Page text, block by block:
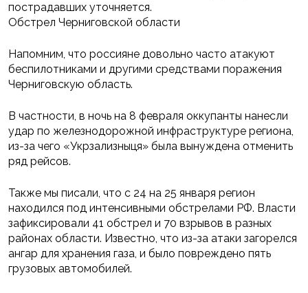
пострадавших уточняется.
Обстрел Черниговской области
Напомним, что россияне довольно часто атакуют
беспилотниками и другими средствами поражения
Черниговскую область.
В частности, в ночь на 8 февраля оккупанты нанесли
удар по железнодорожной инфраструктуре региона,
из-за чего «Укрзализныця» была вынуждена отменить
ряд рейсов.
Также мы писали, что с 24 на 25 января регион
находился под интенсивными обстрелами РФ. Власти
зафиксировали 41 обстрел и 70 взрывов в разных
районах области. Известно, что из-за атаки загорелся
ангар для хранения газа, и было повреждено пять
грузовых автомобилей.